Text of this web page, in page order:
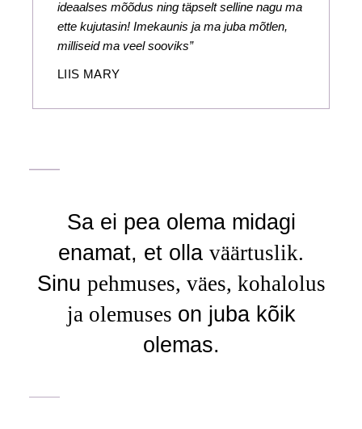
ideaalses mõõdus ning täpselt selline nagu ma
ette kujutasin! Imekaunis ja ma juba mõtlen,
milliseid ma veel sooviks”
LIIS MARY
Sa ei pea olema midagi
enamat, et olla väärtuslik.
Sinu pehmuses, väes, kohalolus
ja olemuses on juba kõik
olemas.